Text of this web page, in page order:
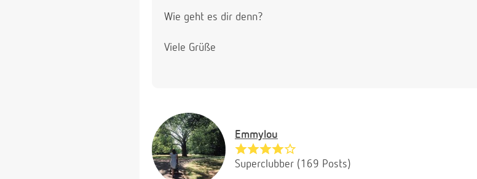
Wie geht es dir denn?
Viele Grüße
Emmylou
Superclubber (169 Posts)